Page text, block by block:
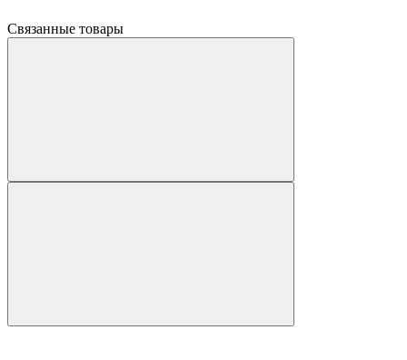
Связанные товары